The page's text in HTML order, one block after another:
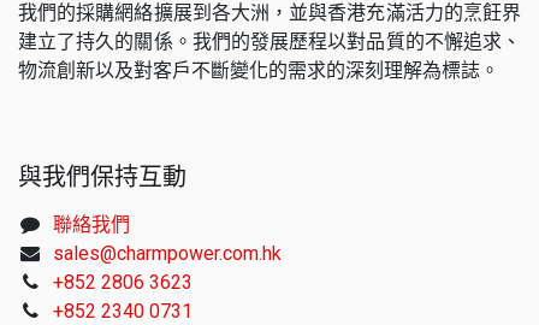
我們的採購網絡擴展到各大洲，並與香港充滿活力的烹飪界
建立了持久的關係。我們的發展歷程以對品質的不懈追求、
物流創新以及對客戶不斷變化的需求的深刻理解為標誌。
與我們保持互動
聯絡我們
sales@charmpower.com.hk
+852 2806 3623
+852 2340 0731